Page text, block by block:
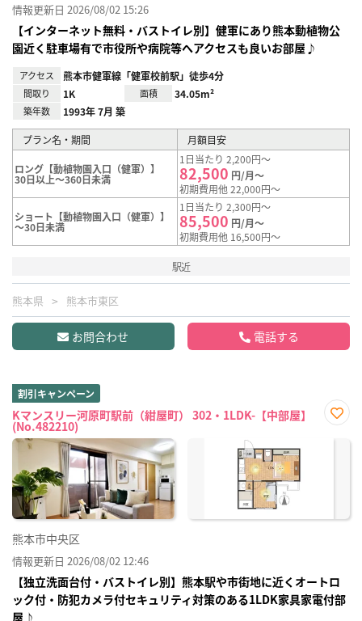
情報更新日 2026/08/02 15:26
【インターネット無料・バストイレ別】健軍にあり熊本動植物公
園近く駐車場有で市役所や病院等へアクセスも良いお部屋♪
アクセス 熊本市健軍線「健軍校前駅」徒歩4分
間取り 1K 面積 34.05m²
築年数 1993年 7月 築
プラン名・期間 月額目安
ロング【動植物園入口（健軍）】
30日以上～360日未満
1日当たり 2,200円～
82,500 円/月～
初期費用他 22,000円～
ショート【動植物園入口（健軍）】
～30日未満
1日当たり 2,300円～
85,500 円/月～
初期費用他 16,500円～
駅近
熊本県 熊本市東区
お問合わせ 電話する
割引キャンペーン
Kマンスリー河原町駅前（紺屋町） 302・1LDK-【中部屋】
(No.482210)
に入
熊本市中央区
情報更新日 2026/08/02 12:46
【独立洗面台付・バストイレ別】熊本駅や市街地に近くオートロ
ック付・防犯カメラ付セキュリティ対策のある1LDK家具家電付部
屋♪